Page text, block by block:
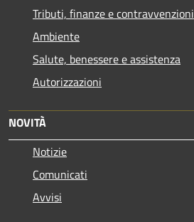
Tributi, finanze e contravvenzioni
Ambiente
Salute, benessere e assistenza
Autorizzazioni
NOVITÀ
Notizie
Comunicati
Avvisi